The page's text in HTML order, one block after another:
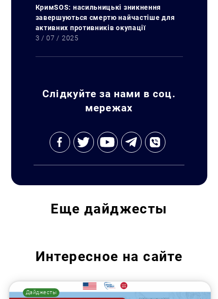
Искать:
КримSOS: насильницькі зникнення
завершуються смертю найчастіше для
активних противників окупації
3 / 07 / 2025
Слідкуйте за нами в соц.
мережах
Еще дайджесты
Интересное на сайте
Дайджесты